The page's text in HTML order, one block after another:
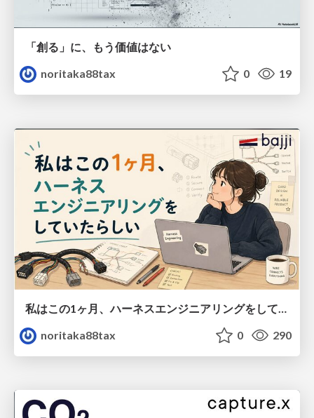
「創る」に、もう価値はない
noritaka88tax
0 19
noritaka88tax
0 290